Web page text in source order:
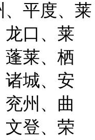
平度、莱
龙口、莱
蓬莱、栖
诸城、安
兖州、曲
文登、荣